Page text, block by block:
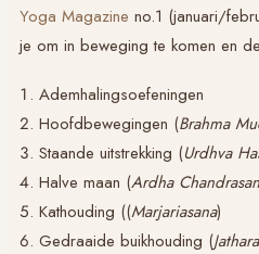
Yoga Magazine no.1 (januari/
je om in beweging te komen en
Ademhalingsoefeningen
Hoofdbewegingen (Brahma
Staande uitstrekking (Urdhva
Halve maan (Ardha
Kathouding ((Marjariasana)
Gedraaide buikhouding (